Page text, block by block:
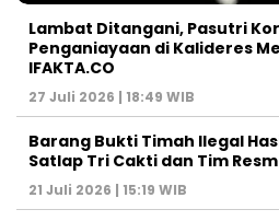
Lambat Ditangani, Pasutri
Penganiayaan di Kalideres
IFAKTA.CO
27 Juli 2026 | 18:49 WIB
Barang Bukti Timah Ilegal
Satlap Tri Cakti dan Tim
21 Juli 2026 | 15:19 WIB